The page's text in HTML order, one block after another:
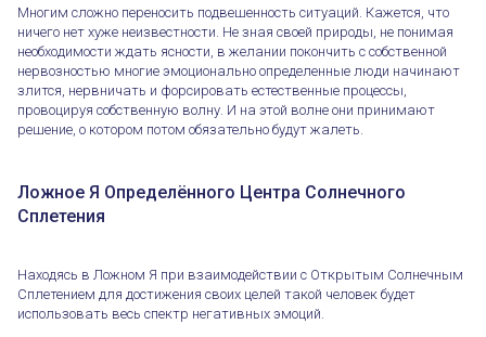
Многим сложно переносить подвешенность ситуаций. Кажется, что
ничего нет хуже неизвестности. Не зная своей природы, не понимая
необходимости ждать ясности, в желании покончить с собственной
нервозностью многие эмоционально определенные люди начинают
злится, нервничать и форсировать естественные процессы,
провоцируя собственную волну. И на этой волне они принимают
решение, о котором потом обязательно будут жалеть.
Ложное Я Определённого Центра Солнечного
Сплетения
Находясь в Ложном Я при взаимодействии с Открытым Солнечным
Сплетением для достижения своих целей такой человек будет
использовать весь спектр негативных эмоций.